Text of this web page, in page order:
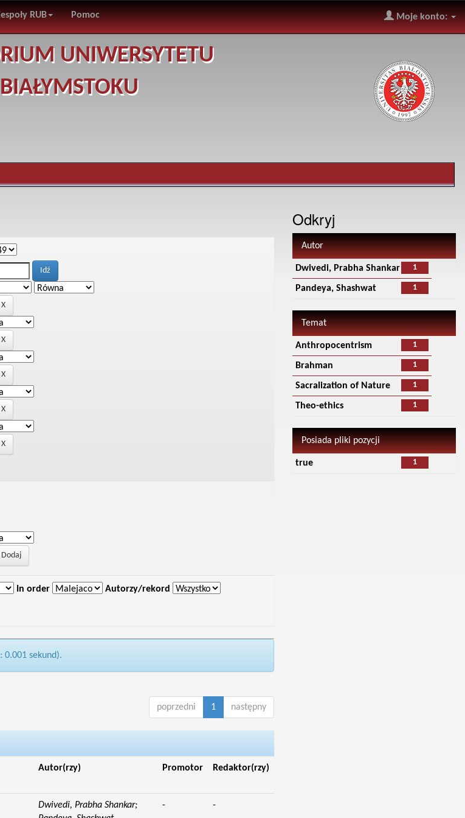
RUB Pomoc Moje konto:
UNIWERSYTETU
In order Autorzy/rekord
0.001 sekund).
poprzedni 1 następny
Autor(rzy) Promotor Redaktor(rzy)
Dwivedi, Prabha Shankar;
- -
Odkryj
Autor
1
Dwivedi, Prabha Shankar
1
Pandeya, Shashwat
Temat
1
Anthropocentrism
1
Brahman
1
Sacralization of Nature
1
Theo-ethics
Posiada pliki pozycji
1
true